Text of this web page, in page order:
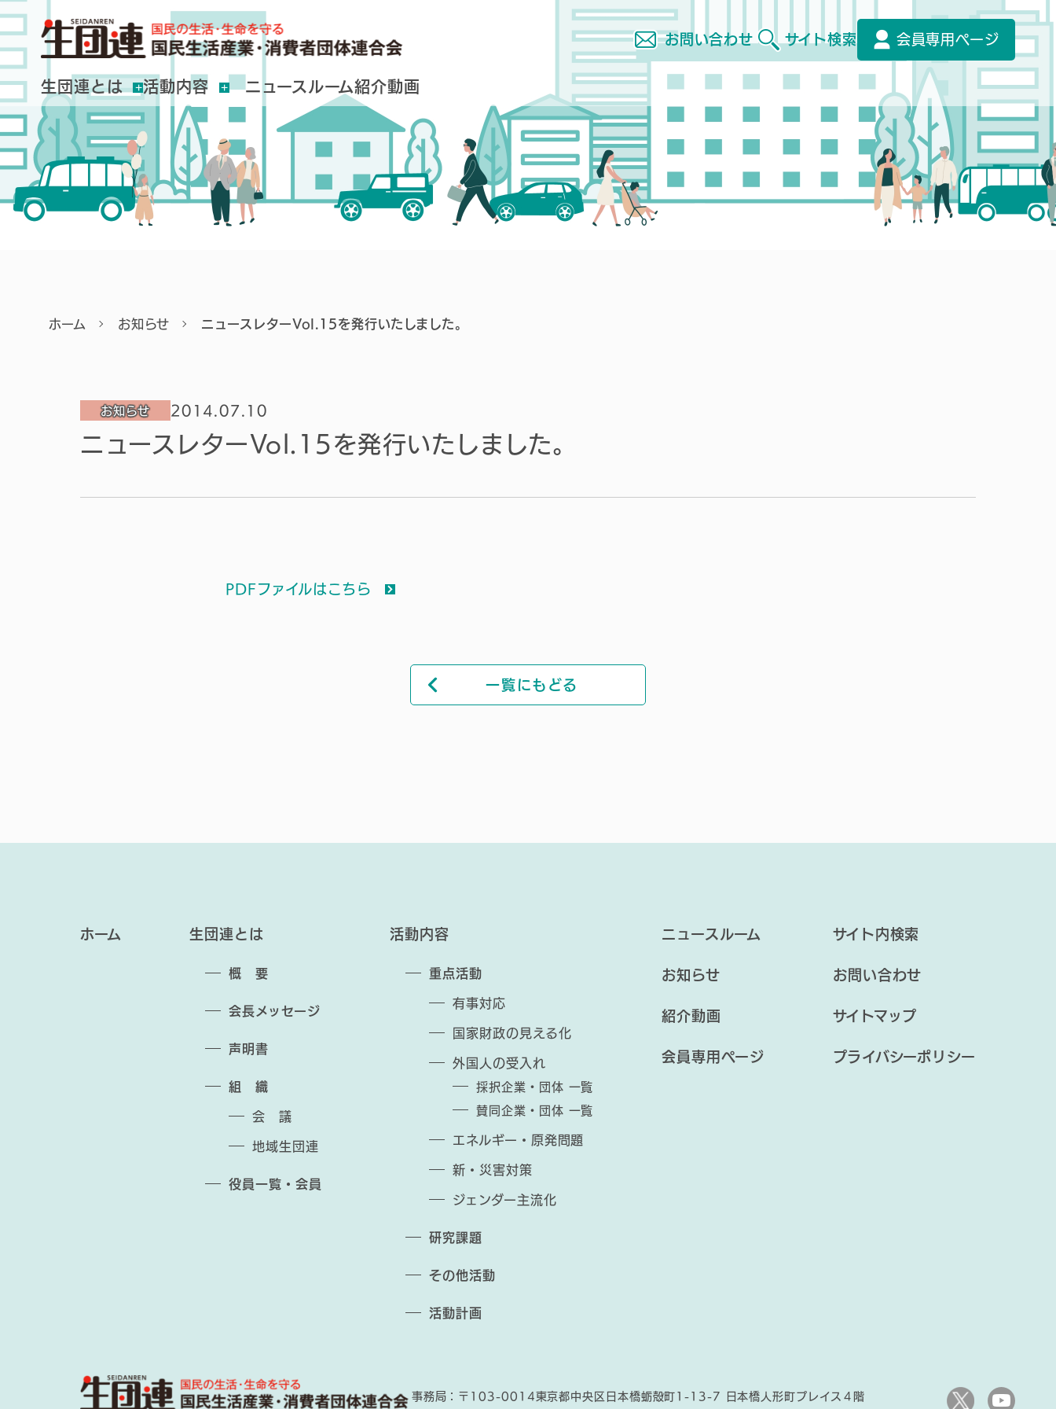
お問い合わせ サイト検索 会員専用ページ
生団連とは 活動内容 ニュースルーム紹介動画
ホーム お知らせ ニュースレターVol.15を発行いたしました。
お知らせ 2014.07.10
ニュースレターVol.15を発行いたしました。
PDFファイルはこちら
一覧にもどる
ホーム 生団連とは
概 要
会長メッセージ
声明書
組 織
会 議
地域生団連
役員一覧・会員
活動内容
重点活動
有事対応
国家財政の見える化
外国人の受入れ
採択企業・団体 一覧
賛同企業・団体 一覧
エネルギー・原発問題
新・災害対策
ジェンダー主流化
研究課題
その他活動
活動計画
ニュースルーム
お知らせ
紹介動画
会員専用ページ
サイト内検索
お問い合わせ
サイトマップ
プライバシーポリシー
事務局：〒103-0014 東京都中央区日本橋蛎殻町1-13-7 日本橋人形町プレイス４階